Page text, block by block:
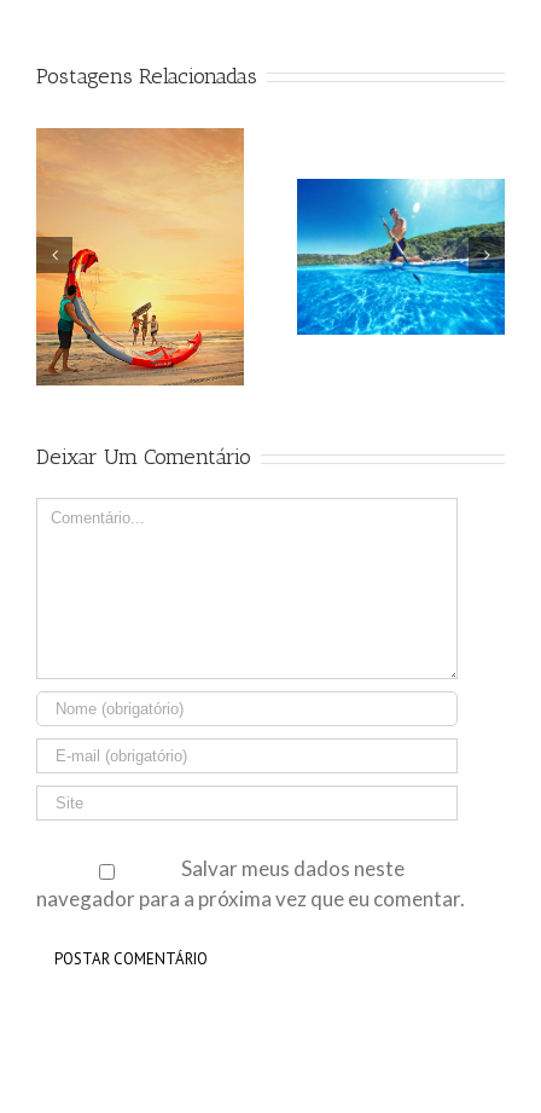
Postagens Relacionadas
Beagle Beagle
Deixar Um Comentário
Comment
Salvar meus dados neste
navegador para a próxima vez que eu comentar.